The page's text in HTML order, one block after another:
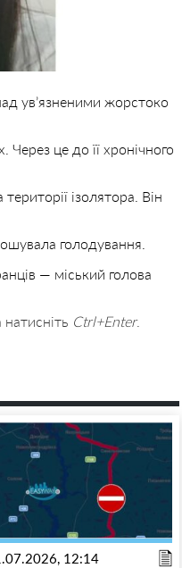
ув’язненими жорстоко
це до її хронічного
ізолятора. Він
голодування.
— міський голова
Ctrl+Enter.
12:14